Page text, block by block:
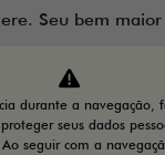
Seu bem
durante a navegação,
seus dados
seguir com a